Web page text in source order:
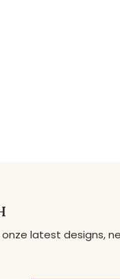
latest designs,